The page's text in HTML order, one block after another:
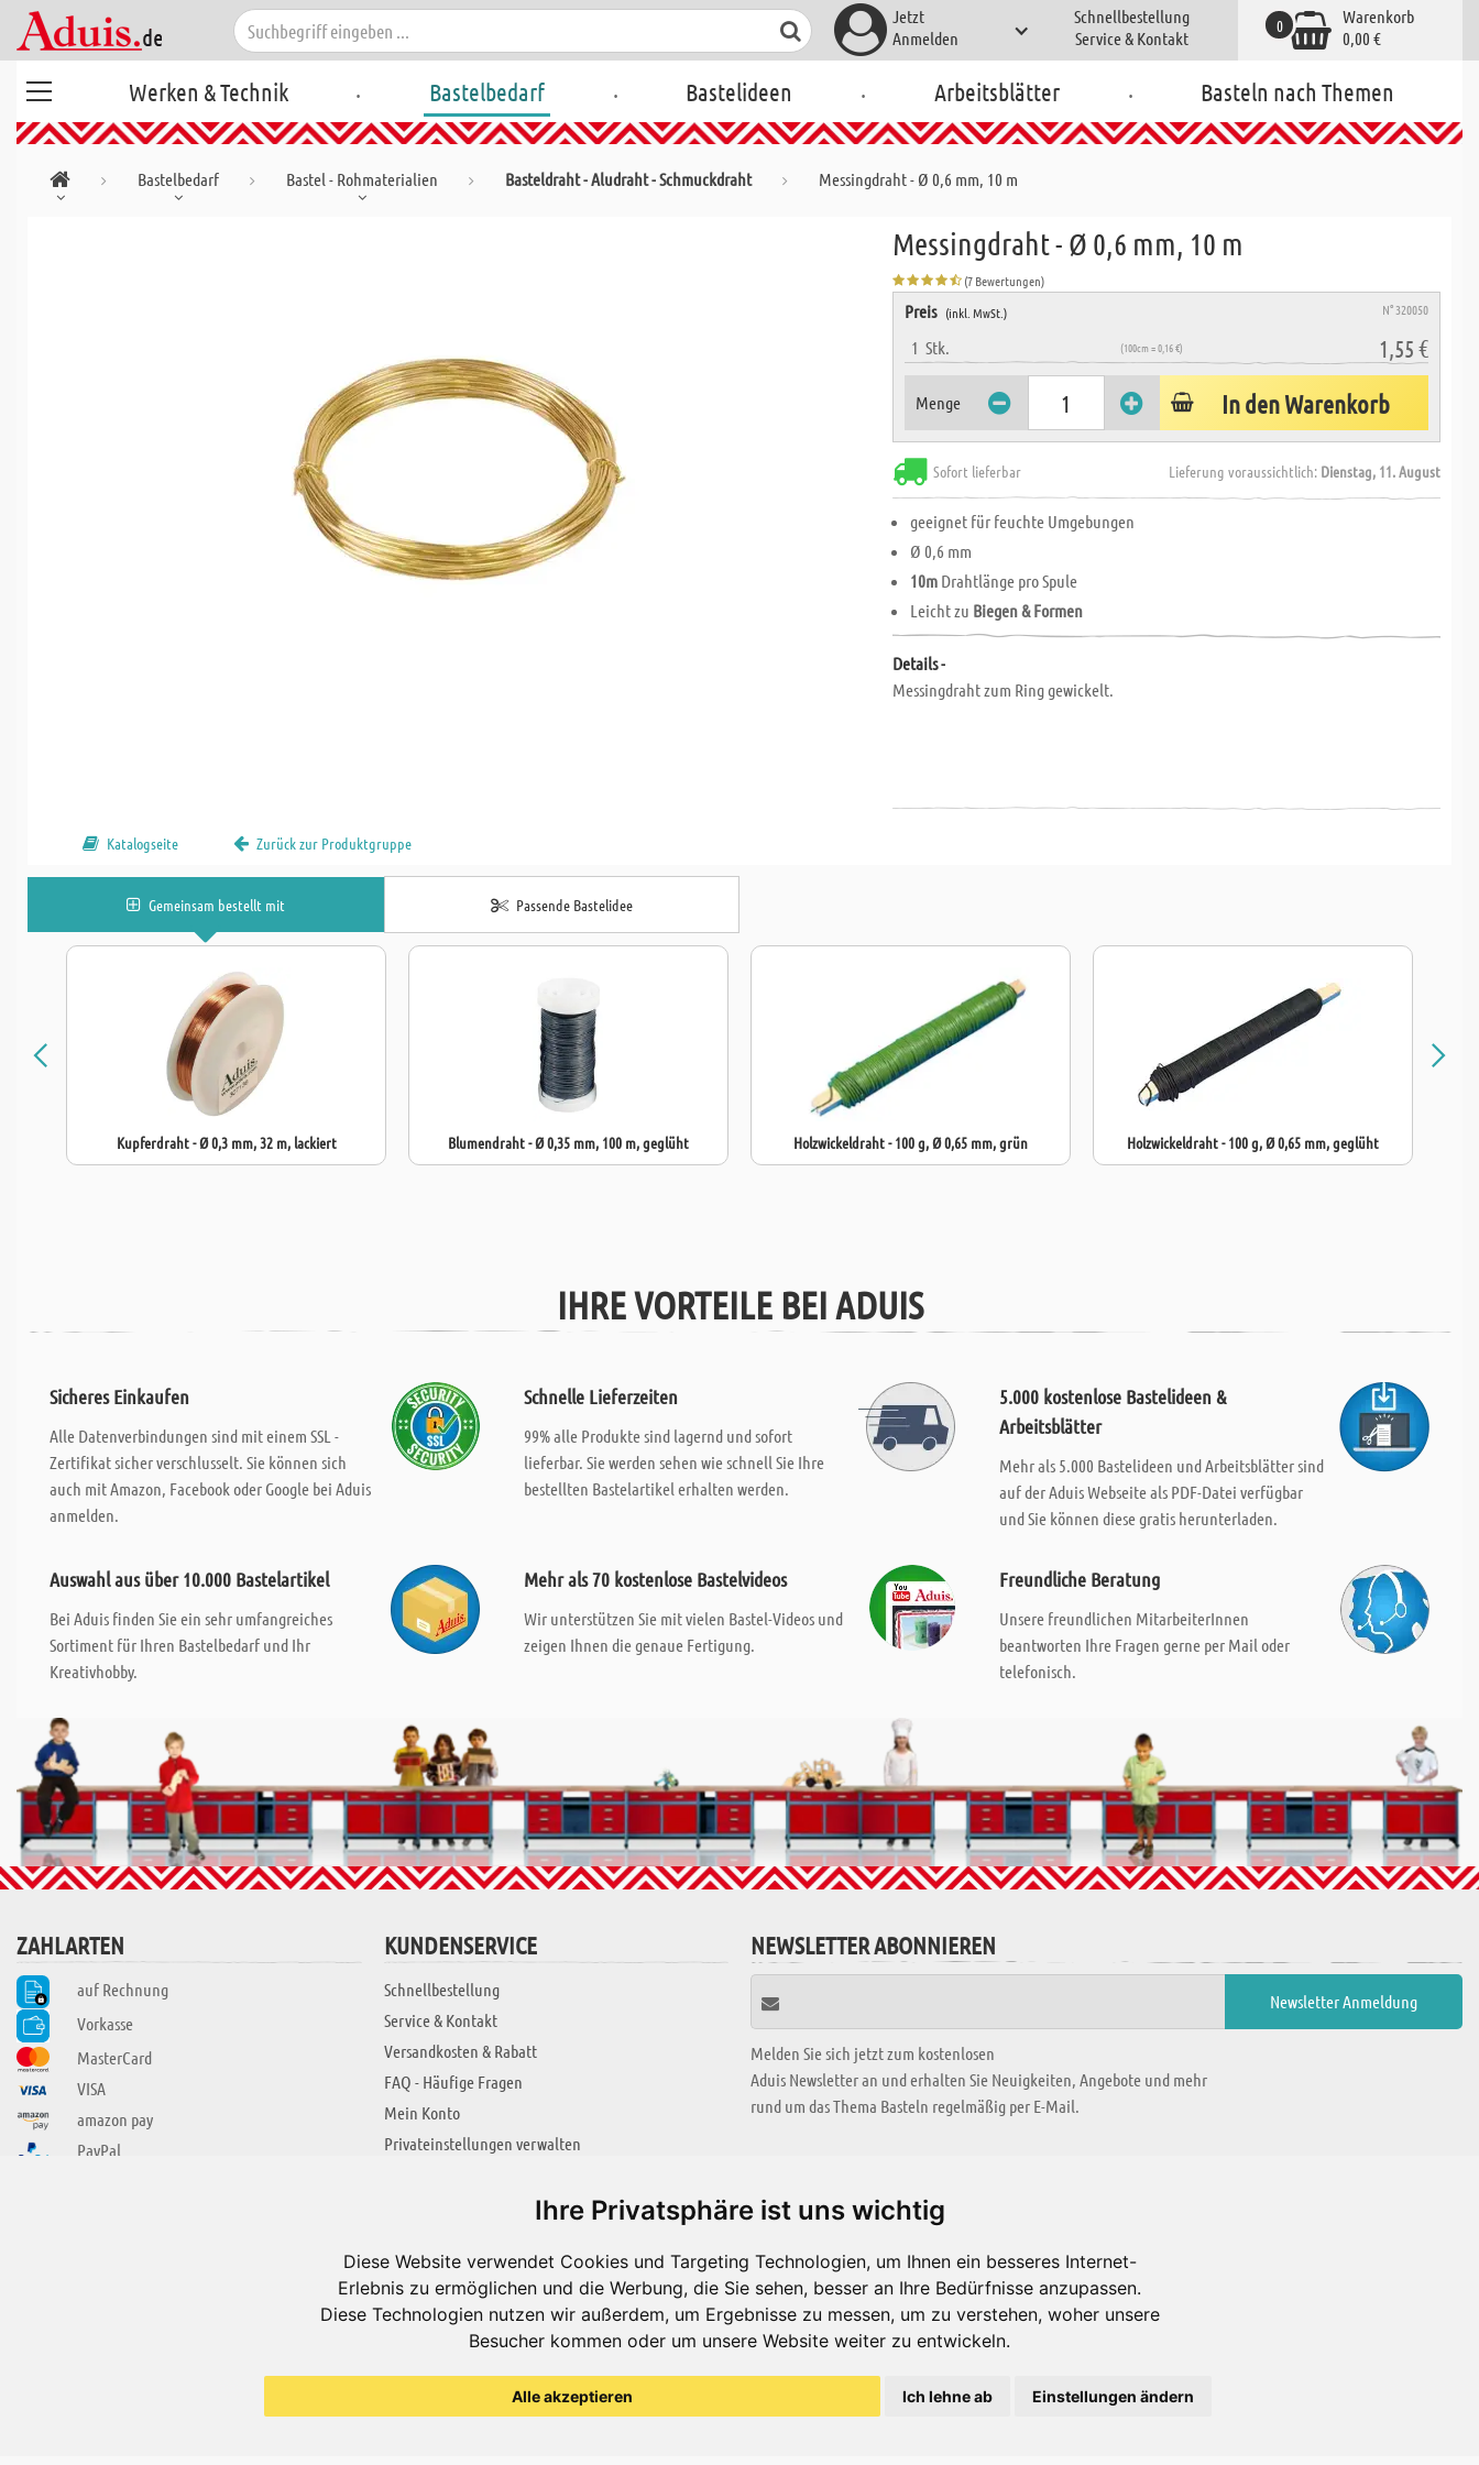
Ihre Privatsphäre ist uns wichtig
Diese Website verwendet Cookies und Targeting Technologien, um Ihnen ein besseres Internet-
Erlebnis zu ermöglichen und die Werbung, die Sie sehen, besser an Ihre Bedürfnisse anzupassen.
Diese Technologien nutzen wir außerdem, um Ergebnisse zu messen, um zu verstehen, woher unsere
Besucher kommen oder um unsere Website weiter zu entwickeln.
Alle akzeptieren Ich lehne ab Einstellungen ändern
Jetzt
Anmelden
Schnellbestellung
Service & Kontakt
Warenkorb
0,00 €
0
Werken & Technik . Bastelbedarf . Bastelideen . Arbeitsblätter . Basteln nach Themen
Bastelbedarf Bastel - Rohmaterialien Basteldraht - Aludraht - Schmuckdraht Messingdraht - Ø 0,6 mm, 10 m
Messingdraht - Ø 0,6 mm, 10 m
(7 Bewertungen)
Preis (inkl. MwSt.) N° 320050
1Stk. (100cm = 0,16 €) 1,55 €
Menge In den Warenkorb
Sofort lieferbar Lieferung voraussichtlich: Dienstag, 11. August
geeignet für feuchte Umgebungen
Ø 0,6 mm
10m Drahtlänge pro Spule
Leicht zu Biegen & Formen
Details -
Messingdraht zum Ring gewickelt.
Katalogseite Zurück zur Produktgruppe
Gemeinsam bestellt mit Passende Bastelidee
Kupferdraht - Ø 0,3 mm, 32 m, lackiert Blumendraht - Ø 0,35 mm, 100 m, geglüht Holzwickeldraht - 100 g, Ø 0,65 mm, grün Holzwickeldraht - 100 g, Ø 0,65 mm, geglüht
IHRE VORTEILE BEI ADUIS
Sicheres Einkaufen
Alle Datenverbindungen sind mit einem SSL -
Zertifikat sicher verschlusselt. Sie können sich
auch mit Amazon, Facebook oder Google bei Aduis
anmelden.
Schnelle Lieferzeiten
99% alle Produkte sind lagernd und sofort
lieferbar. Sie werden sehen wie schnell Sie Ihre
bestellten Bastelartikel erhalten werden.
5.000 kostenlose Bastelideen &
Arbeitsblätter
Mehr als 5.000 Bastelideen und Arbeitsblätter sind
auf der Aduis Webseite als PDF-Datei verfügbar
und Sie können diese gratis herunterladen.
Auswahl aus über 10.000 Bastelartikel
Bei Aduis finden Sie ein sehr umfangreiches
Sortiment für Ihren Bastelbedarf und Ihr
Kreativhobby.
Mehr als 70 kostenlose Bastelvideos
Wir unterstützen Sie mit vielen Bastel-Videos und
zeigen Ihnen die genaue Fertigung.
Freundliche Beratung
Unsere freundlichen MitarbeiterInnen
beantworten Ihre Fragen gerne per Mail oder
telefonisch.
ZAHLARTEN
auf Rechnung
Vorkasse
MasterCard
VISA
amazon pay
PayPal
KUNDENSERVICE
Schnellbestellung
Service & Kontakt
Versandkosten & Rabatt
FAQ - Häufige Fragen
Mein Konto
Privateinstellungen verwalten
NEWSLETTER ABONNIEREN
Melden Sie sich jetzt zum kostenlosen
Aduis Newsletter an und erhalten Sie Neuigkeiten, Angebote und mehr
rund um das Thema Basteln regelmäßig per E-Mail.
Jobs
Impressum
Datenschutzerklärung
KREATIV ZONE
Alle Videos
Bastelideen
Arbeitsblätter
Es gibt uns auch in